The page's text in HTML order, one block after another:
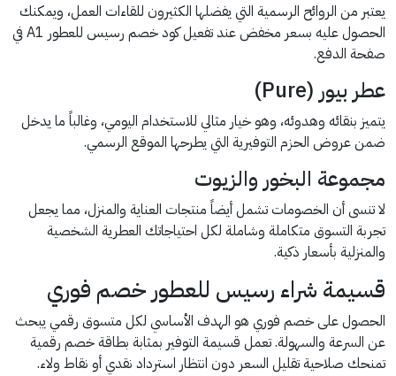
يعتبر من الروائح الرسمية التي يفضلها الكثيرون للقاءات العمل، ويمكنك
الحصول عليه بسعر مخفض عند تفعيل كود خصم رسيس للعطور A1 في
صفحة الدفع.
عطر بيور (Pure)
يتميز بنقائه وهدوئه، وهو خيار مثالي للاستخدام اليومي، وغالباً ما يدخل
ضمن عروض الحزم التوفيرية التي يطرحها الموقع الرسمي.
مجموعة البخور والزيوت
لا تنسى أن الخصومات تشمل أيضاً منتجات العناية والمنزل، مما يجعل
تجربة التسوق متكاملة وشاملة لكل احتياجاتك العطرية الشخصية
والمنزلية بأسعار ذكية.
قسيمة شراء رسيس للعطور خصم فوري
الحصول على خصم فوري هو الهدف الأساسي لكل متسوق رقمي يبحث
عن السرعة والسهولة. تعمل قسيمة التوفير بمثابة بطاقة خصم رقمية
تمنحك صلاحية تقليل السعر دون انتظار استرداد نقدي أو نقاط ولاء.